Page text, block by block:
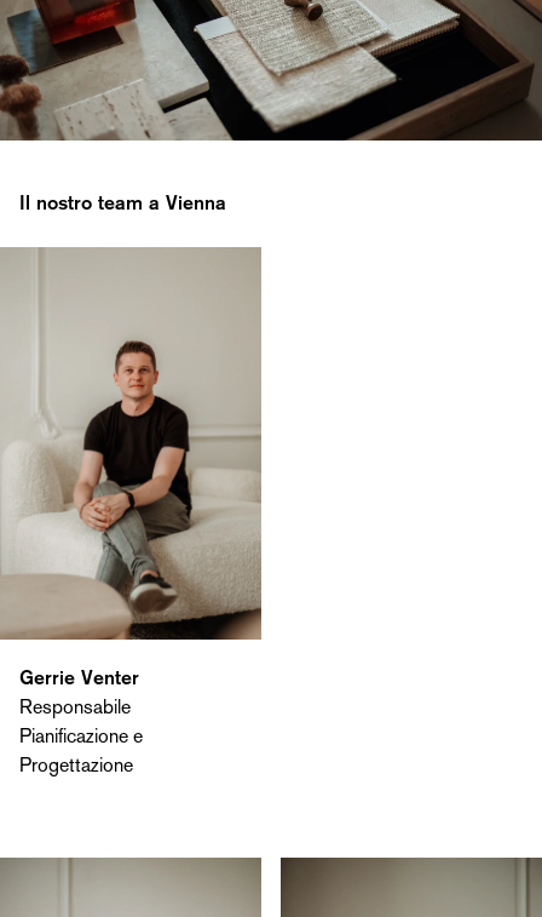
Il nostro team a Vienna
Gerrie Venter
Responsabile
Pianificazione e
Progettazione